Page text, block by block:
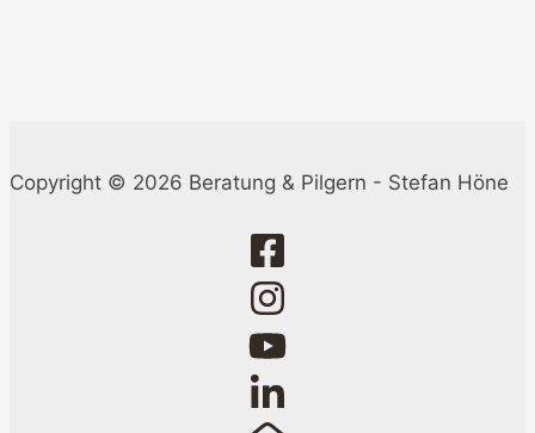
Copyright © 2026 Beratung & Pilgern - Stefan Höne